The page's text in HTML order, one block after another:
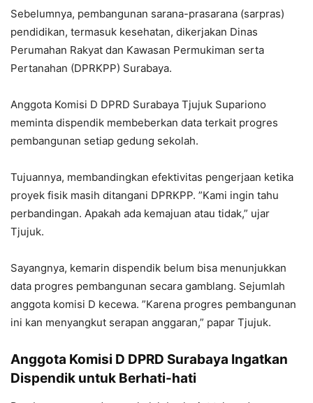
Sebelumnya, pembangunan sarana-prasarana (sarpras)
pendidikan, termasuk kesehatan, dikerjakan Dinas
Perumahan Rakyat dan Kawasan Permukiman serta
Pertanahan (DPRKPP) Surabaya.
Anggota Komisi D DPRD Surabaya Tjujuk Supariono
meminta dispendik membeberkan data terkait progres
pembangunan setiap gedung sekolah.
Tujuannya, membandingkan efektivitas pengerjaan ketika
proyek fisik masih ditangani DPRKPP. ”Kami ingin tahu
perbandingan. Apakah ada kemajuan atau tidak,” ujar
Tjujuk.
Sayangnya, kemarin dispendik belum bisa menunjukkan
data progres pembangunan secara gamblang. Sejumlah
anggota komisi D kecewa. ”Karena progres pembangunan
ini kan menyangkut serapan anggaran,” papar Tjujuk.
Anggota Komisi D DPRD Surabaya Ingatkan
Dispendik untuk Berhati-hati